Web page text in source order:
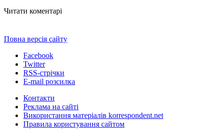
Читати коментарі
Повна версія сайту
Facebook
Twitter
RSS-стрічки
E-mail розсилка
Контакти
Реклама на сайті
Використання матеріалів korrespondent.net
Правила користування сайтом